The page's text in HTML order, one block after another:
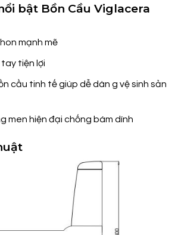
bật Bồn Cầu Viglacera
mạnh mẽ
tiện lợi
cầu tinh tế giúp dễ dàn g vệ sinh sản
men hiện đại chống bám dính